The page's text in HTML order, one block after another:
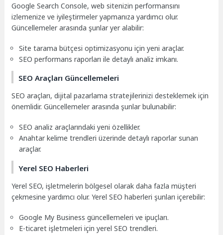
Google Search Console, web sitenizin performansını
izlemenize ve iyileştirmeler yapmanıza yardımcı olur.
Güncellemeler arasında şunlar yer alabilir:
Site tarama bütçesi optimizasyonu için yeni araçlar.
SEO performans raporları ile detaylı analiz imkanı.
SEO Araçları Güncellemeleri
SEO araçları, dijital pazarlama stratejilerinizi desteklemek için
önemlidir. Güncellemeler arasında şunlar bulunabilir:
SEO analiz araçlarındaki yeni özellikler.
Anahtar kelime trendleri üzerinde detaylı raporlar sunan
araçlar.
Yerel SEO Haberleri
Yerel SEO, işletmelerin bölgesel olarak daha fazla müşteri
çekmesine yardımcı olur. Yerel SEO haberleri şunları içerebilir:
Google My Business güncellemeleri ve ipuçları.
E-ticaret işletmeleri için yerel SEO trendleri.